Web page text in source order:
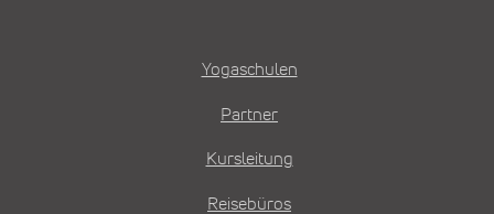
Yogaschulen
Partner
Kursleitung
Reisebüros